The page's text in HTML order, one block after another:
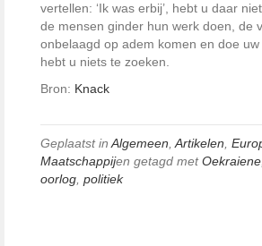
vertellen: ‘Ik was erbij’, hebt u daar
de mensen ginder hun werk doen, de
onbelaagd op adem komen en doe
hebt u niets te zoeken.
Bron: Knack
Geplaatst in Algemeen Artikelen
Maatschappijen getagd metOekraiene
oorlog politiek